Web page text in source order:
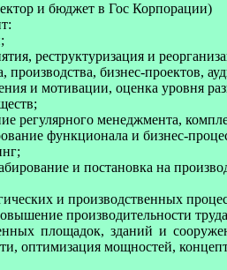
и бюджет в Гос Корпорации)
реструктуризация и
бизнес-проектов,
и мотивации, оценка уровня
регулярного менеджмента,
функционала и бизнес-
и постановка на
и производственных
производительности
площадок, зданий и
оптимизация мощностей,